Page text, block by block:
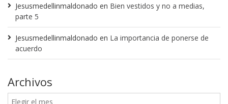
Jesusmedellinmaldonado en Bien vestidos y no a medias,
parte 5
Jesusmedellinmaldonado en La importancia de ponerse de
acuerdo
Archivos